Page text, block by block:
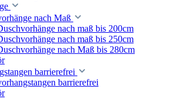
nach Maß
nach maß bis 200cm
nach maß bis 250cm
nach Maß bis 280cm
barrierefrei
barrierefrei